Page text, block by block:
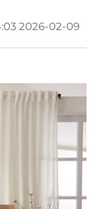
2026-02-09 14:24:03